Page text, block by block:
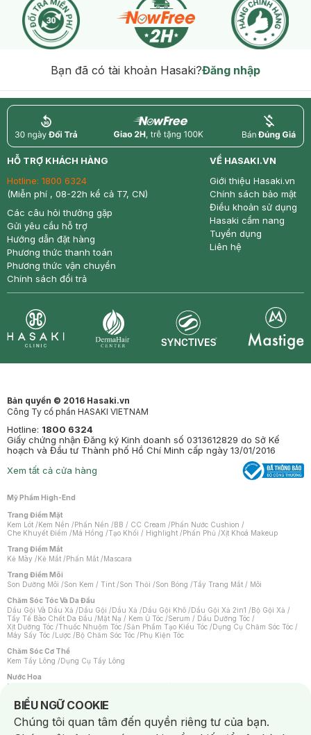
Bạn đã có tài khoản Hasaki?Đăng nhập
return nowfree price
HỖ TRỢ KHÁCH HÀNG
Hotline: 1800 6324
(Miễn phí , 08-22h kể cả T7, CN)
Các câu hỏi thường gặp
Gửi yêu cầu hỗ trợ
Hướng dẫn đặt hàng
Phương thức thanh toán
Phương thức vận chuyển
Chính sách đổi trả
VỀ HASAKI.VN
Giới thiệu Hasaki.vn
Chính sách bảo mật
Điều khoản sử dụng
Hasaki cẩm nang
Tuyển dụng
Liên hệ
Bản quyền © 2016 Hasaki.vn
Công Ty cổ phần HASAKI VIETNAM
Hotline: 1800 6324
Giấy chứng nhận Đăng ký Kinh doanh số 0313612829 do Sở Kế
hoạch và Đầu tư Thành phố Hồ Chí Minh cấp ngày 13/01/2016
Xem tất cả cửa hàng
Mỹ Phẩm High-End
Trang Điểm Mặt
Kem Lót /Kem Nền /Phấn Nền /BB / CC Cream /Phấn Nước Cushion /
Che Khuyết Điểm /Má Hồng /Tạo Khối / Highlight /Phấn Phủ /Xịt Khoá Makeup
Trang Điểm Mắt
Kẻ Mày /Kẻ Mắt /Phấn Mắt /Mascara
Trang Điểm Môi
Son Dưỡng Môi /Son Kem / Tint /Son Thỏi /Son Bóng /Tẩy Trang Mắt / Môi
Chăm Sóc Tóc Và Da Đầu
Dầu Gội Và Dầu Xả /Dầu Gội /Dầu Xả /Dầu Gội Khô /Dầu Gội Xả 2in1 /Bộ Gội Xả /
Tẩy Tế Bào Chết Da Đầu /Mặt Nạ / Kem Ủ Tóc /Serum / Dầu Dưỡng Tóc /
Xịt Dưỡng Tóc /Thuốc Nhuộm Tóc /Sản Phẩm Tạo Kiểu Tóc /Dụng Cụ Chăm Sóc Tóc /
Máy Sấy Tóc /Lược /Bộ Chăm Sóc Tóc /Phụ Kiện Tóc
Chăm Sóc Cơ Thể
Kem Tẩy Lông /Dụng Cụ Tẩy Lông
Nước Hoa
Nước Hoa Nữ
Chăm Sóc Cá Nhân
Chống Muỗi /Khẩu Trang /Máy Massage/Mặt Nạ Xông Hơi /Nước Rửa Tay/
Sản Phẩm Chăm Sóc Khác /Bàn Chải Đánh Răng /Bàn Chải Điện/
BIỂU NGỮ COOKIE
Notice about cookies usage
Chúng tôi quan tâm đến quyền riêng tư của bạn.